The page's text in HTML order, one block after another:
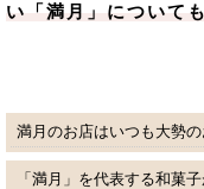
い「満月」について
満月のお店はいつも大勢
「満月」を代表する和菓